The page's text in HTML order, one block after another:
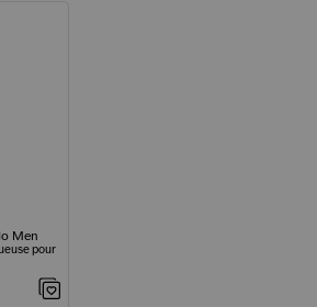
Men
pour